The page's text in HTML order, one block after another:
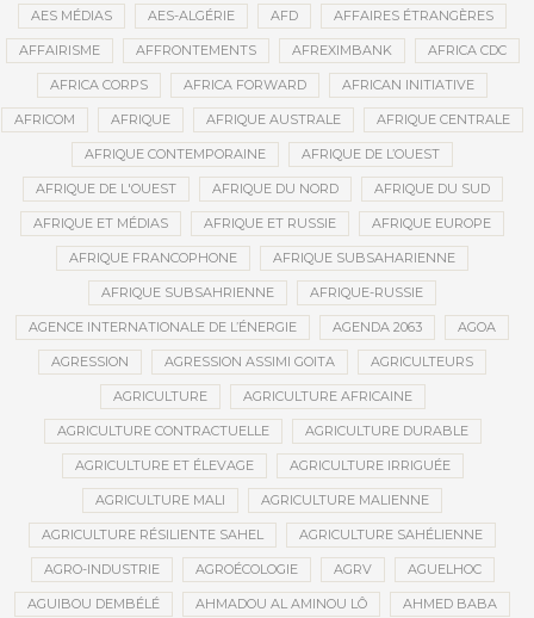
AES MÉDIAS AES-ALGÉRIE AFD AFFAIRES ÉTRANGÈRES
AFFAIRISME AFFRONTEMENTS AFREXIMBANK AFRICA CDC
AFRICA CORPS AFRICA FORWARD AFRICAN INITIATIVE
AFRICOM AFRIQUE AFRIQUE AUSTRALE AFRIQUE CENTRALE
AFRIQUE CONTEMPORAINE AFRIQUE DE L’OUEST
AFRIQUE DE L'OUEST AFRIQUE DU NORD AFRIQUE DU SUD
AFRIQUE ET MÉDIAS AFRIQUE ET RUSSIE AFRIQUE EUROPE
AFRIQUE FRANCOPHONE AFRIQUE SUBSAHARIENNE
AFRIQUE SUBSAHRIENNE AFRIQUE-RUSSIE
AGENCE INTERNATIONALE DE L’ÉNERGIE AGENDA 2063 AGOA
AGRESSION AGRESSION ASSIMI GOITA AGRICULTEURS
AGRICULTURE AGRICULTURE AFRICAINE
AGRICULTURE CONTRACTUELLE AGRICULTURE DURABLE
AGRICULTURE ET ÉLEVAGE AGRICULTURE IRRIGUÉE
AGRICULTURE MALI AGRICULTURE MALIENNE
AGRICULTURE RÉSILIENTE SAHEL AGRICULTURE SAHÉLIENNE
AGRO-INDUSTRIE AGROÉCOLOGIE AGRV AGUELHOC
AGUIBOU DEMBÉLÉ AHMADOU AL AMINOU LÔ AHMED BABA